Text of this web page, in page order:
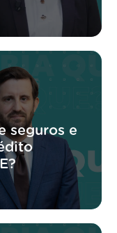
seguros e